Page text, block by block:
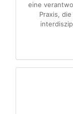
eine
Praxis,